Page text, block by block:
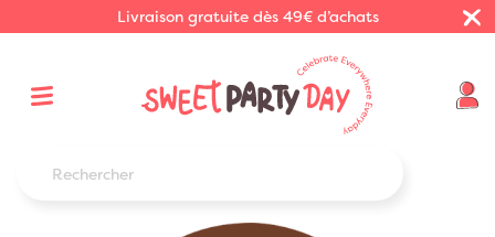
Livraison gratuite dès 49€ d’achats